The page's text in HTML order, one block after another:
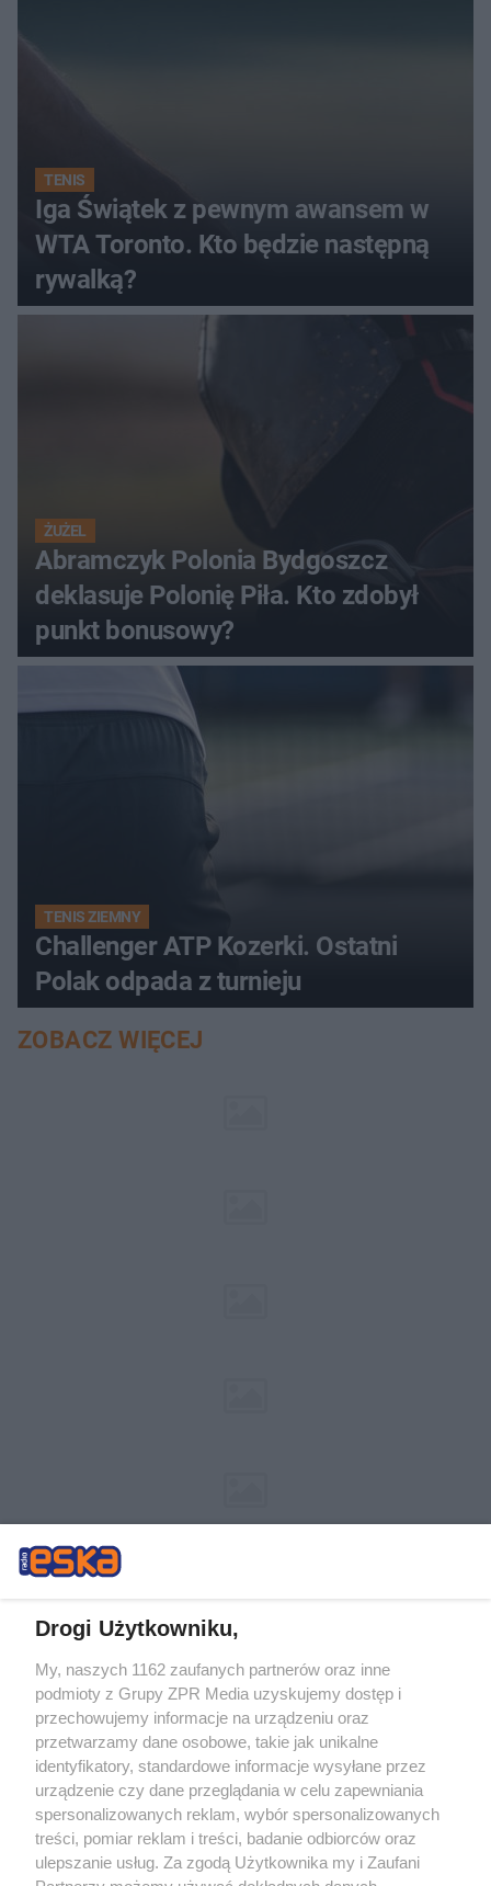
TENIS
Iga Świątek z pewnym awansem w
WTA Toronto. Kto będzie następną
rywalką?
ŻUŻEL
Abramczyk Polonia Bydgoszcz
deklasuje Polonię Piła. Kto zdobył
punkt bonusowy?
TENIS ZIEMNY
Challenger ATP Kozerki. Ostatni
Polak odpada z turnieju
ZOBACZ WIĘCEJ
Żaden utwór zamieszczony w serwisie nie może być powielany i
rozpowszechniany lub dalej rozpowszechniany w jakikolwiek sposób (w
tym także elektroniczny lub mechaniczny) na jakimkolwiek polu
eksploatacji w jakiejkolwiek formie, włącznie z umieszczaniem w Internecie
bez pisemnej zgody właściciela praw. Jakiekolwiek użycie lub
wykorzystanie utworów w całości lub w części z naruszeniem prawa, tzn.
bez właściwej zgody, jest zabronione pod groźbą kary i może być ścigane
prawnie.
Drogi Użytkowniku,
My, naszych 1162 zaufanych partnerów oraz inne
podmioty z Grupy ZPR Media uzyskujemy dostęp i
przechowujemy informacje na urządzeniu oraz
przetwarzamy dane osobowe, takie jak unikalne
identyfikatory, standardowe informacje wysyłane przez
urządzenie czy dane przeglądania w celu zapewniania
spersonalizowanych reklam, wybór spersonalizowanych
treści, pomiar reklam i treści, badanie odbiorców oraz
ulepszanie usług. Za zgodą Użytkownika my i Zaufani